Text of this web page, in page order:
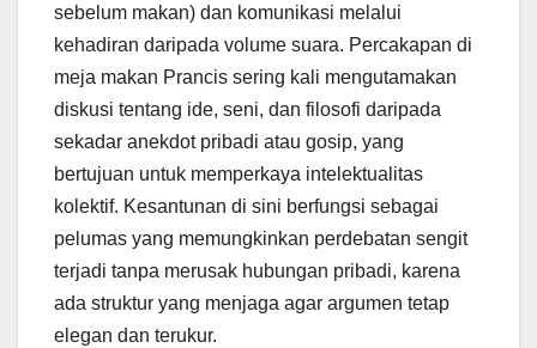
sebelum makan) dan komunikasi melalui
kehadiran daripada volume suara. Percakapan di
meja makan Prancis sering kali mengutamakan
diskusi tentang ide, seni, dan filosofi daripada
sekadar anekdot pribadi atau gosip, yang
bertujuan untuk memperkaya intelektualitas
kolektif. Kesantunan di sini berfungsi sebagai
pelumas yang memungkinkan perdebatan sengit
terjadi tanpa merusak hubungan pribadi, karena
ada struktur yang menjaga agar argumen tetap
elegan dan terukur.